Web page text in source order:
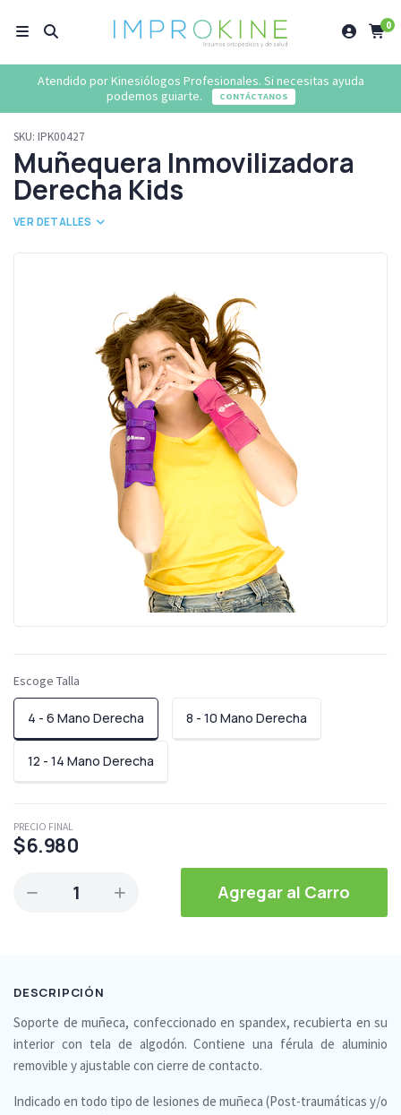
0
Atendido por Kinesiólogos Profesionales. Si necesitas ayuda
podemos guiarte.
CONTÁCTANOS
SKU: IPK00427
Muñequera Inmovilizadora
Derecha Kids
VER DETALLES
Escoge Talla
4 - 6 Mano Derecha 8 - 10 Mano Derecha
12 - 14 Mano Derecha
PRECIO FINAL
$6.980
1 Agregar al Carro
DESCRIPCIÓN
Soporte de muñeca, confeccionado en spandex, recubierta en su
interior con tela de algodón. Contiene una férula de aluminio
removible y ajustable con cierre de contacto.
Indicado en todo tipo de lesiones de muñeca (Post-traumáticas y/o